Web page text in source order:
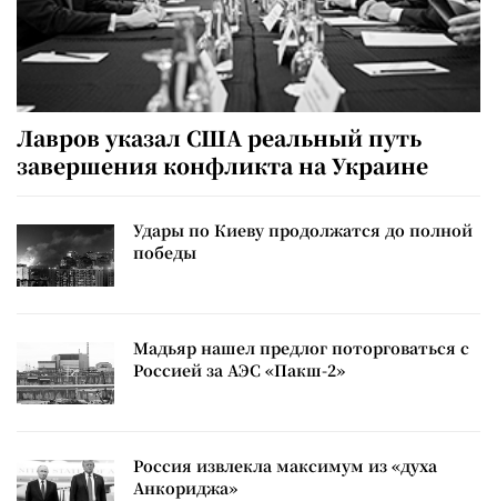
Лавров указал США реальный путь
завершения конфликта на Украине
Удары по Киеву продолжатся до полной
победы
Мадьяр нашел предлог поторговаться с
Россией за АЭС «Пакш-2»
Россия извлекла максимум из «духа
Анкориджа»